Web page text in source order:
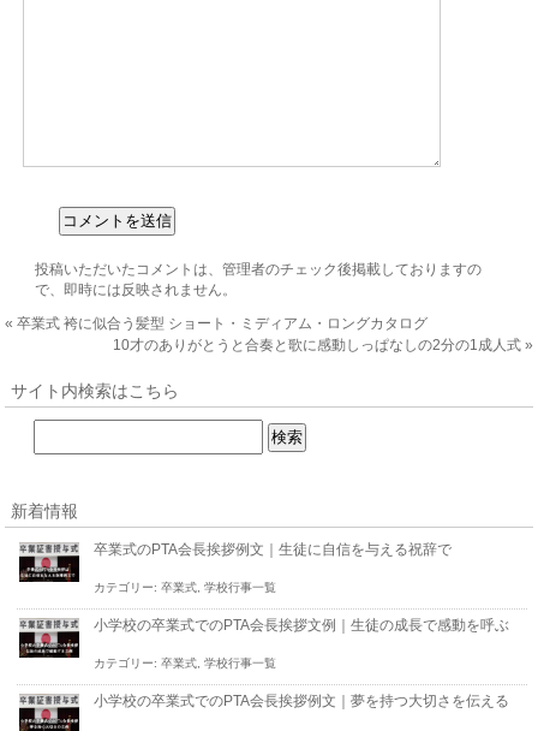
投稿いただいたコメントは、管理者のチェック後掲載しておりますの
で、即時には反映されません。
«卒業式 袴に似合う髪型 ショート・ミディアム・ロングカタログ
10才のありがとうと合奏と歌に感動しっぱなしの2分の1成人式»
サイト内検索はこちら
新着情報
卒業式のPTA会長挨拶例文｜生徒に自信を与える祝辞で
カテゴリー:卒業式 ,学校行事一覧
小学校の卒業式でのPTA会長挨拶文例｜生徒の成長で感動を呼ぶ
カテゴリー:卒業式 ,学校行事一覧
小学校の卒業式でのPTA会長挨拶例文｜夢を持つ大切さを伝える